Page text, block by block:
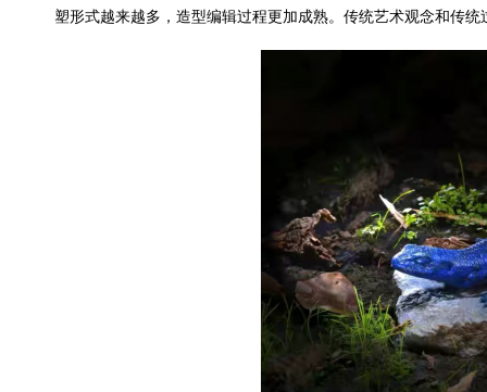
塑形式越来越多，造型编辑过程更加成熟。传统艺术观念和传统